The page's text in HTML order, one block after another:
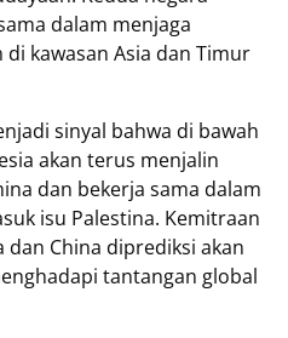
dalam menjaga
kawasan Asia dan Timur
sinyal bahwa di bawah
akan terus menjalin
dan bekerja sama dalam
isu Palestina. Kemitraan
China diprediksi akan
tantangan global